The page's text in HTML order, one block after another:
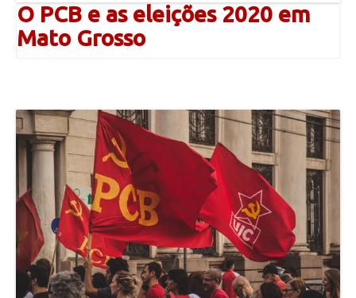
O PCB e as eleições 2020 em
Mato Grosso